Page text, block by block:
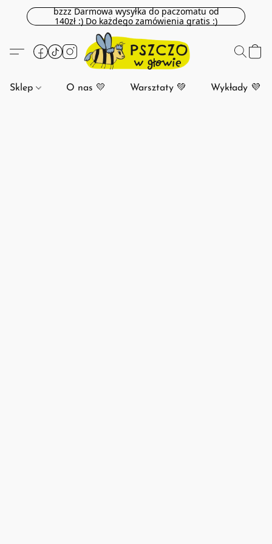
bzzz Darmowa wysyłka do paczomatu od
140zł :) Do każdego zamówienia gratis :)
Sklep O nas 💛 Warsztaty 💚 Wykłady 💜